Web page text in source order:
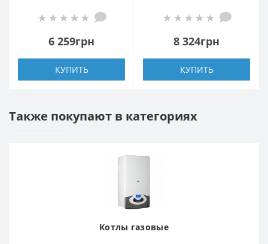
акриловый + ножки,
6 259грн
КУПИТЬ
80x80x12, акриловый
слива 90 мм + сифон с
гидрозатвором хром
8 324грн
КУПИТЬ
Также покупают в категориях
Котлы газовые